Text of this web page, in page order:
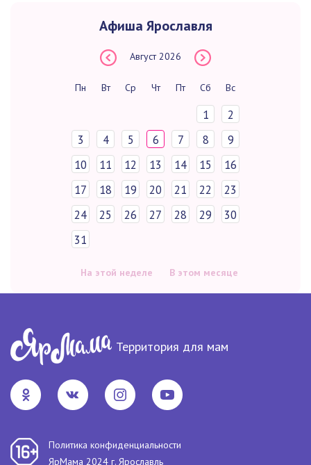
Афиша Ярославля
Август 2026
Пн Вт Ср Чт Пт Сб Вс
1
2
3
4 5 6 7 8
9
10
11 12 13 14 15
16
17
18 19 20 21 22
23
24
25 26 27 28 29
30
31
На этой неделе В этом месяце
Территория для мам
Политика конфиденциальности
ЯрМама 2024 г. Ярославль